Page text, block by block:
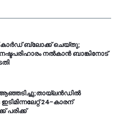
കാർഡ് ബ്ലോക്ക് ചെയ്തു;
നൽകാൻ ബാങ്കിനോട്
ആഞ്ഞടിച്ചു;തായ്‌ലൻഡിൽ
24-കാരന്
പരിക്ക്